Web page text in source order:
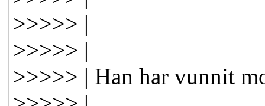
>>>>> |
>>>>> |
>>>>> | Han har vunnit